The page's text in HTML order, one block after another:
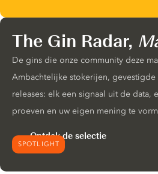
SPOTLIGHT
The Gin Radar,
De gins die onze community deze
Ambachtelijke stokerijen, gevestigde
releases: elk een signaal uit de
proeven en uw eigen mening te
Ontdek de selectie